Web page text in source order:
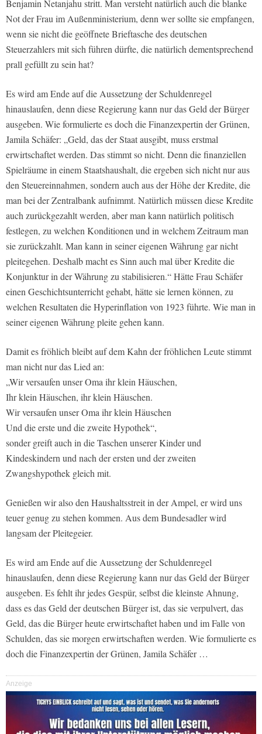
Benjamin Netanjahu stritt. Man versteht natürlich auch die blanke
Not der Frau im Außenministerium, denn wer sollte sie empfangen,
wenn sie nicht die geöffnete Brieftasche des deutschen
Steuerzahlers mit sich führen dürfte, die natürlich dementsprechend
prall gefüllt zu sein hat?
Es wird am Ende auf die Aussetzung der Schuldenregel
hinauslaufen, denn diese Regierung kann nur das Geld der Bürger
ausgeben. Wie formulierte es doch die Finanzexpertin der Grünen,
Jamila Schäfer: „Geld, das der Staat ausgibt, muss erstmal
erwirtschaftet werden. Das stimmt so nicht. Denn die finanziellen
Spielräume in einem Staatshaushalt, die ergeben sich nicht nur aus
den Steuereinnahmen, sondern auch aus der Höhe der Kredite, die
man bei der Zentralbank aufnimmt. Natürlich müssen diese Kredite
auch zurückgezahlt werden, aber man kann natürlich politisch
festlegen, zu welchen Konditionen und in welchem Zeitraum man
sie zurückzahlt. Man kann in seiner eigenen Währung gar nicht
pleitegehen. Deshalb macht es Sinn auch mal über Kredite die
Konjunktur in der Währung zu stabilisieren.“ Hätte Frau Schäfer
einen Geschichtsunterricht gehabt, hätte sie lernen können, zu
welchen Resultaten die Hyperinflation von 1923 führte. Wie man in
seiner eigenen Währung pleite gehen kann.
Damit es fröhlich bleibt auf dem Kahn der fröhlichen Leute stimmt
man nicht nur das Lied an:
„Wir versaufen unser Oma ihr klein Häuschen,
Ihr klein Häuschen, ihr klein Häuschen.
Wir versaufen unser Oma ihr klein Häuschen
Und die erste und die zweite Hypothek“,
sonder greift auch in die Taschen unserer Kinder und
Kindeskindern und nach der ersten und der zweiten
Zwangshypothek gleich mit.
Genießen wir also den Haushaltsstreit in der Ampel, er wird uns
teuer genug zu stehen kommen. Aus dem Bundesadler wird
langsam der Pleitegeier.
Es wird am Ende auf die Aussetzung der Schuldenregel
hinauslaufen, denn diese Regierung kann nur das Geld der Bürger
ausgeben. Es fehlt ihr jedes Gespür, selbst die kleinste Ahnung,
dass es das Geld der deutschen Bürger ist, das sie verpulvert, das
Geld, das die Bürger heute erwirtschaftet haben und im Falle von
Schulden, das sie morgen erwirtschaften werden. Wie formulierte es
doch die Finanzexpertin der Grünen, Jamila Schäfer …
Anzeige